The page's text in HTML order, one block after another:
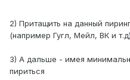
2) Притащить на данный
(например Гугл, Мейл, ВК и т.д)
3) А дальше - имея
пириться